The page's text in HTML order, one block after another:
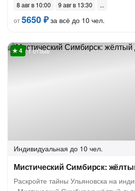
8 авг в 10:00
9 авг в 13:30
от5650 ₽за всё до 10 чел.
1 отзыв
Индивидуальная до 10 чел.
Мистический Симбирск:
Раскройте тайны Ульяновска на